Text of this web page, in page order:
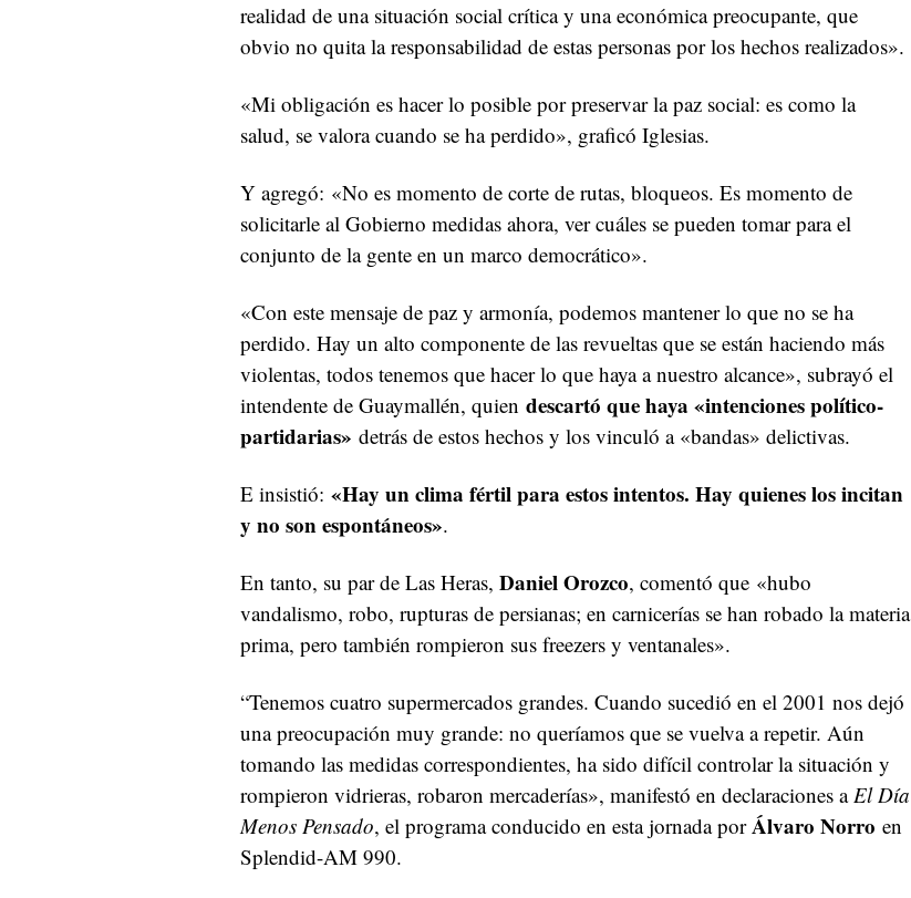
realidad de una situación social crítica y una económica preocupante, que
obvio no quita la responsabilidad de estas personas por los hechos realizados».
«Mi obligación es hacer lo posible por preservar la paz social: es como la
salud, se valora cuando se ha perdido», graficó Iglesias.
Y agregó: «No es momento de corte de rutas, bloqueos. Es momento de
solicitarle al Gobierno medidas ahora, ver cuáles se pueden tomar para el
conjunto de la gente en un marco democrático».
«Con este mensaje de paz y armonía, podemos mantener lo que no se ha
perdido. Hay un alto componente de las revueltas que se están haciendo más
violentas, todos tenemos que hacer lo que haya a nuestro alcance», subrayó el
intendente de Guaymallén, quien descartó que haya «intenciones político-
partidarias» detrás de estos hechos y los vinculó a «bandas» delictivas.
E insistió: «Hay un clima fértil para estos intentos. Hay quienes los incitan
y no son espontáneos».
En tanto, su par de Las Heras, Daniel Orozco, comentó que «hubo
vandalismo, robo, rupturas de persianas; en carnicerías se han robado la materia
prima, pero también rompieron sus freezers y ventanales».
“Tenemos cuatro supermercados grandes. Cuando sucedió en el 2001 nos dejó
una preocupación muy grande: no queríamos que se vuelva a repetir. Aún
tomando las medidas correspondientes, ha sido difícil controlar la situación y
rompieron vidrieras, robaron mercaderías», manifestó en declaraciones aEl Día
Menos Pensado, el programa conducido en esta jornada porÁlvaro Norro en
Splendid-AM 990.